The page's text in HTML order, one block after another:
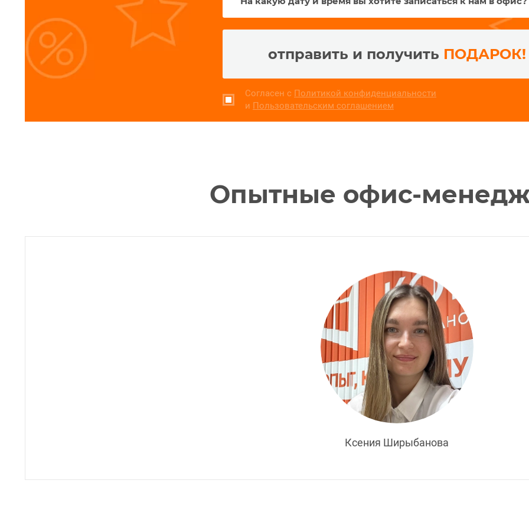
отправить и получить ПОДАРОК!
Согласен с Политикой конфиденциальности
и Пользовательским соглашением
Опытные офис-
Ксения Ширыбанова